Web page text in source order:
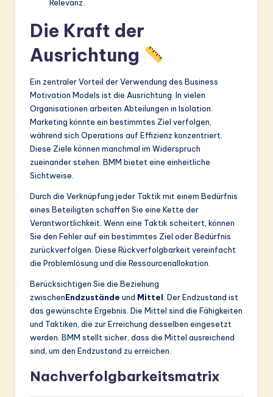
Relevanz.
Die Kraft der
Ausrichtung
Ein zentraler Vorteil der Verwendung des Business
Motivation Models ist die Ausrichtung. In vielen
Organisationen arbeiten Abteilungen in Isolation.
Marketing könnte ein bestimmtes Ziel verfolgen,
während sich Operations auf Effizienz konzentriert.
Diese Ziele können manchmal im Widerspruch
zueinander stehen. BMM bietet eine einheitliche
Sichtweise.
Durch die Verknüpfung jeder Taktik mit einem Bedürfnis
eines Beteiligten schaffen Sie eine Kette der
Verantwortlichkeit. Wenn eine Taktik scheitert, können
Sie den Fehler auf ein bestimmtes Ziel oder Bedürfnis
zurückverfolgen. Diese Rückverfolgbarkeit vereinfacht
die Problemlösung und die Ressourcenallokation.
Berücksichtigen Sie die Beziehung
zwischenEndzustände und Mittel . Der Endzustand ist
das gewünschte Ergebnis. Die Mittel sind die Fähigkeiten
und Taktiken, die zur Erreichung desselben eingesetzt
werden. BMM stellt sicher, dass die Mittel ausreichend
sind, um den Endzustand zu erreichen.
Nachverfolgbarkeitsmatrix